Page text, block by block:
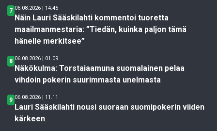
7 06.08.2026 | 14.45
Näin Lauri Sääskilahti kommentoi tuoretta
maailmanmestaria: ”Tiedän, kuinka paljon tämä
hänelle merkitsee”
8 06.08.2026 | 01.09
Näkökulma: Torstaiaamuna suomalainen pelaa
vihdoin pokerin suurimmasta unelmasta
9 06.08.2026 | 11.11
Lauri Sääskilahti nousi suoraan suomipokerin viiden
kärkeen